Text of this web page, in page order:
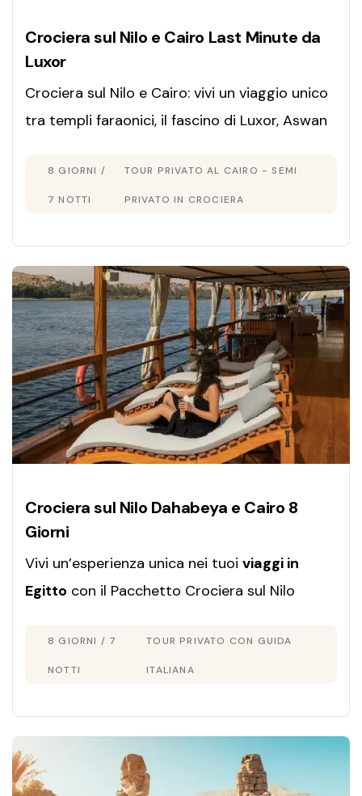
Crociera sul Nilo e Cairo Last Minute da
Luxor
Crociera sul Nilo e Cairo: vivi un viaggio unico
tra templi faraonici, il fascino di Luxor, Aswan
mozzafiato.
8 GIORNI /
7 NOTTI
TOUR PRIVATO AL CAIRO - SEMI
PRIVATO IN CROCIERA
Crociera sul Nilo Dahabeya e Cairo 8
Giorni
Vivi un’esperienza unica nei tuoi viaggi in
Egitto con il Pacchetto Crociera sul Nilo
guida italiana, soggiorno di lusso e itinerario
personalizzato secondo le tue esigenze.
8 GIORNI / 7
NOTTI
TOUR PRIVATO CON GUIDA
ITALIANA